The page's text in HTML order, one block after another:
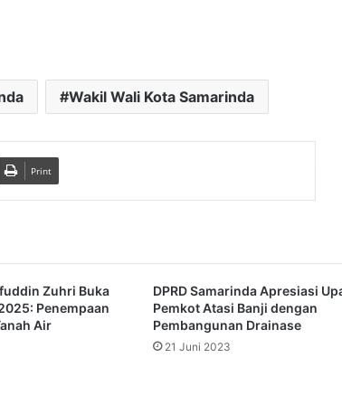
Wakil Wali Kota Samarinda
Print
Zuhri Buka
Penempaan
Air
DPRD Samarinda Apresiasi
Pemkot Atasi Banji dengan
Pembangunan Drainase
21 Juni 2023